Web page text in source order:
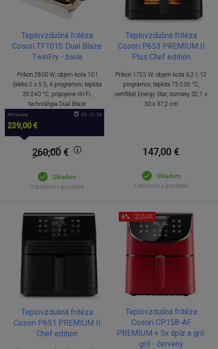
Teplovzdušná fritéza
Cosori TF101S Dual Blaze
TwinFry - biela
Príkon 2800 W, objem koša 10 l
(alebo 2 x 5 l), 6 programov, teplota
35-240 °C, pripojenie Wi-Fi,
technológia Dual Blaze
Akčná cena
239,00 €
43 : 12 : 04
260,00 €
Skladom
Odošleme v pondelok
Teplovzdušná fritéza
Cosori P653 PREMIUM II
Plus Chef edition
Príkon 1725 W, objem koša 6,2 l, 12
programov, teplota 75-205 °C,
certifikát Energy Star, rozmery 32,1 x
30 x 37,2 cm
147,00 €
Skladom
Odošleme v pondelok
Teplovzdušná fritéza
Cosori P651 PREMIUM II
Chef edition
Teplovzdušná fritéza
Cosori CP158-AF
PREMIUM + 5x špíz a gril.
gril - červený
6% ZĽAVA